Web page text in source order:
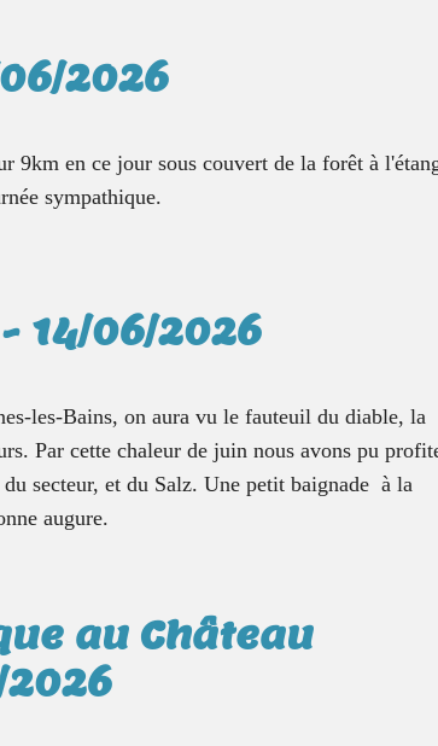
2026
9km en ce jour sous couvert de la forêt à
sympathique.
14/06/2026
les-Bains, on aura vu le fauteuil du diable, la
Par cette chaleur de juin nous avons pu
secteur, et du Salz. Une petit baignade à la
augure.
au Château